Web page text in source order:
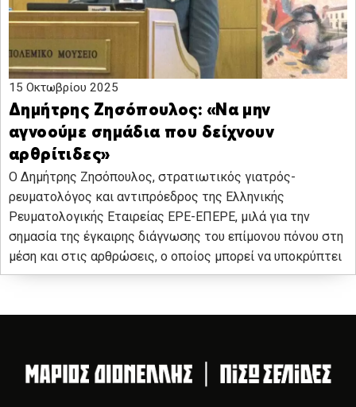
15 Οκτωβρίου 2025
Δημήτρης Ζησόπουλος: «Να μην
αγνοούμε σημάδια που δείχνουν
αρθρίτιδες»
Ο Δημήτρης Ζησόπουλος, στρατιωτικός γιατρός-
ρευματολόγος και αντιπρόεδρος της Ελληνικής
Ρευματολογικής Εταιρείας ΕΡΕ-ΕΠΕΡΕ, μιλά για την
σημασία της έγκαιρης διάγνωσης του επίμονου πόνου στη
μέση και στις αρθρώσεις, ο οποίος μπορεί να υποκρύπτει